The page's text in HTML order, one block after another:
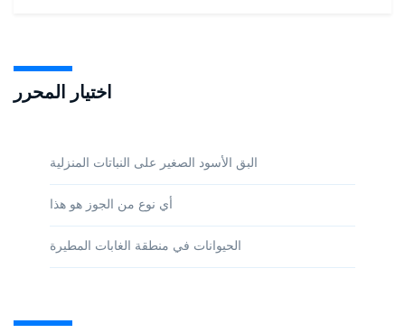
اختيار المحرر
البق الأسود الصغير على النباتات المنزلية
أي نوع من الجوز هو هذا
الحيوانات في منطقة الغابات المطيرة